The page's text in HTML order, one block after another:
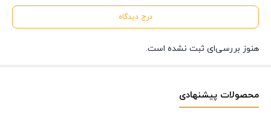
درج دیدگاه
هنوز بررسی‌ای ثبت نشده است.
محصولات پیشنهادی